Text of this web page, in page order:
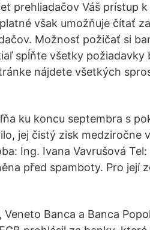
prehliadačov Váš prístup
však umožňuje čítať
Možnosť požičať si
spĺňte všetky
nájdete všetkých
ku koncu septembra s
jej čistý zisk medziročne
Ing. Ivana Vavrušová
před spamboty. Pro její
Veneto Banca a Banca